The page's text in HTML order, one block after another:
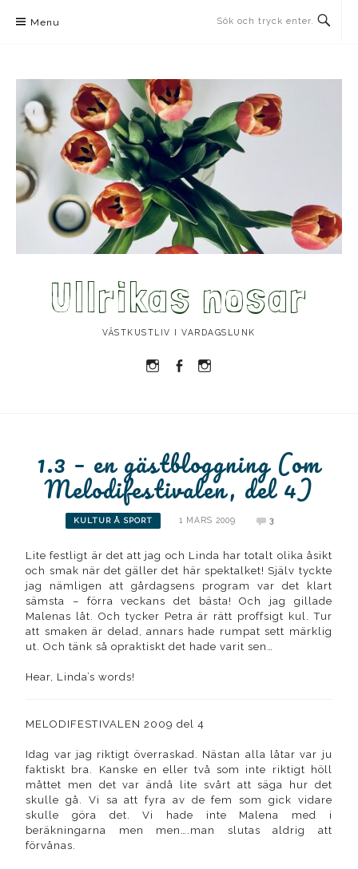
Menu
Ullrikas nosar
VÄSTKUSTLIV I VARDAGSLUNK
Instagram
Facebook
1.3 – en gästbloggning (om
Melodifestivalen, del 4)
KULTUR Å SPORT 1 MARS 2009 3
Lite festligt är det att jag och Linda har totalt olika åsikt
och smak när det gäller det här spektalket! Själv tyckte
jag nämligen att gårdagsens program var det klart
sämsta – förra veckans det bästa! Och jag gillade
Malenas låt. Och tycker Petra är rätt proffsigt kul. Tur
att smaken är delad, annars hade rumpat sett märklig
ut. Och tänk så opraktiskt det hade varit sen…
Hear, Linda’s words!
MELODIFESTIVALEN 2009 del 4
Idag var jag riktigt överraskad. Nästan alla låtar var ju
faktiskt bra. Kanske en eller två som inte riktigt höll
måttet men det var ändå lite svårt att säga hur det
skulle gå. Vi sa att fyra av de fem som gick vidare
skulle göra det. Vi hade inte Malena med i
beräkningarna men men….man slutas aldrig att
förvånas.